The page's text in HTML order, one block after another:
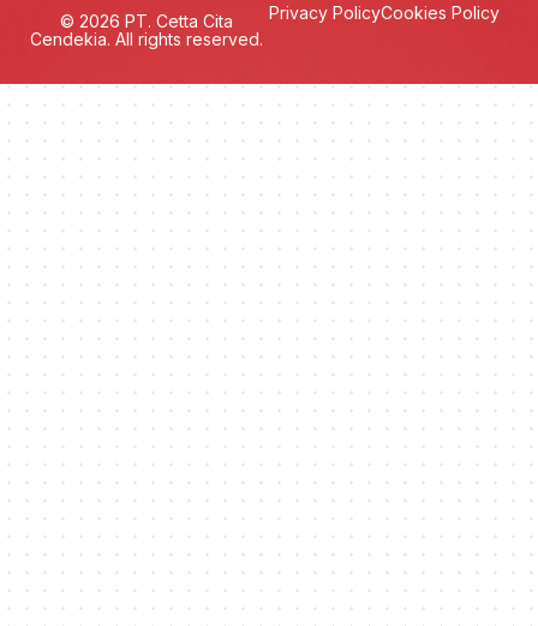
© 2026 PT. Cetta Cita
Cendekia. All rights reserved.
Privacy PolicyCookies Policy